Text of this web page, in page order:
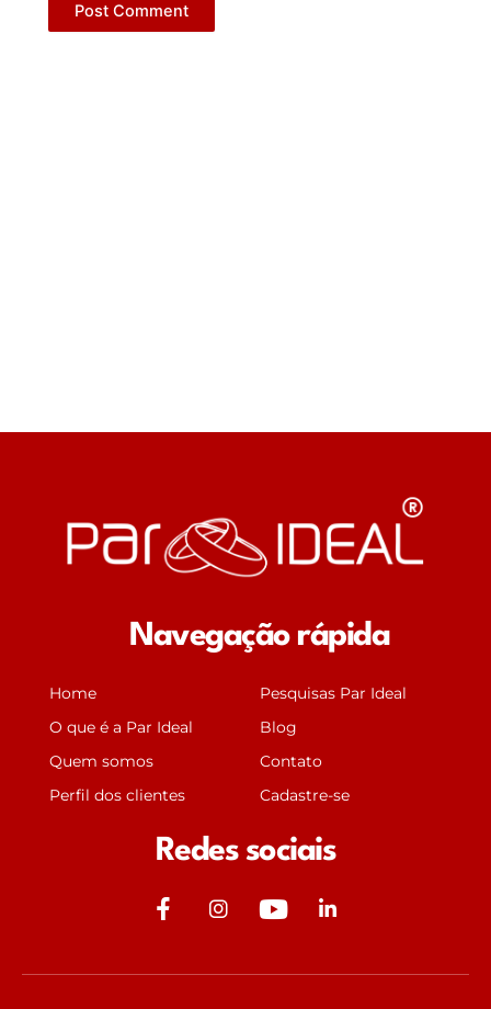
Navegação rápida
Home
O que é a Par Ideal
Quem somos
Perfil dos clientes
Pesquisas Par Ideal
Blog
Contato
Cadastre-se
Redes sociais
J
J
Y
J